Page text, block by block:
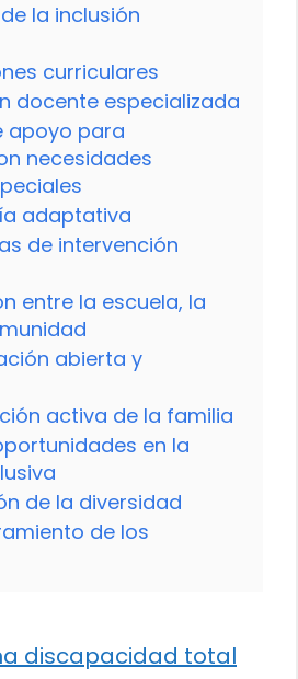
la inclusión
curriculares
docente especializada
apoyo para
necesidades
adaptativa
de intervención
entre la escuela, la
abierta y
activa de la familia
en la
de la diversidad
de los
discapacidad total